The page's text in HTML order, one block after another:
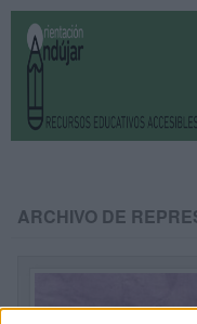
ARCHIVO DE